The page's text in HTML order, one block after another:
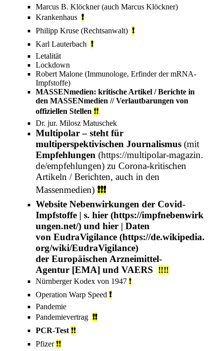
Marcus B. Klöckner(auch Marcus Klöckner)
Krankenhaus ❗
Philipp Kruse (Rechtsanwalt) ❗
Karl Lauterbach ❗
Letalität
Lockdown
Robert Malone (Immunologe, Erfinder dermRNA-
Impfstoffe)
MASSENmedien: kritische Artikel / Berichte in
den MASSENmedien // Verlautbarungen von
offiziellen Stellen ❗❗
Dr. jur. Milosz Matuschek
Multipolar– steht für
multiperspektivischen Journalismus (mit
Empfehlungen
zu Corona-kritischen
Artikeln / Berichten, auch in den
Massenmedien) ❗❗❗
Website Nebenwirkungen der Covid-
Impfstoffe | s. hier
und hier | Daten
von EudraVigilance
der Europäischen Arzneimittel-
Agentur [EMA] und VAERS ‼️‼️
Nürnberger Kodex von 1947 ❗
Operation Warp Speed ❗
Pandemie
Pandemievertrag ❗❗
PCR-Test ❗❗
Pfizer ❗❗